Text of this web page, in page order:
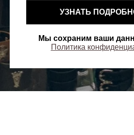
УЗНАТЬ
Мы сохраним ваши
Политика